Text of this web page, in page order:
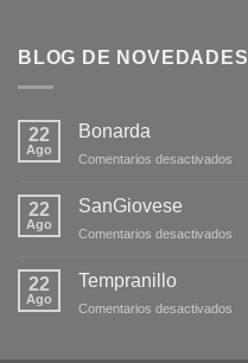
BLOG DE NOVEDADES
22
Ago
Bonarda
Comentarios desactivados
22
Ago
SanGiovese
Comentarios desactivados
22
Ago
Tempranillo
Comentarios desactivados